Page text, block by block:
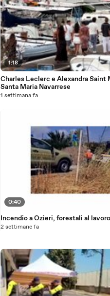
1:18
Charles Leclerc e Alexandra Saint
Santa Maria Navarrese
1 settimana fa
0:40
Incendio a Ozieri, forestali al lavoro
2 settimane fa